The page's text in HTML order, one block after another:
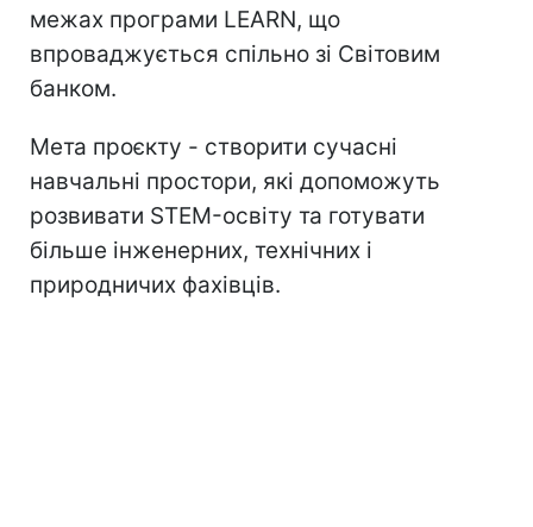
межах програми LEARN, що
впроваджується спільно зі Світовим
банком.
Мета проєкту - створити сучасні
навчальні простори, які допоможуть
розвивати STEM-освіту та готувати
більше інженерних, технічних і
природничих фахівців.